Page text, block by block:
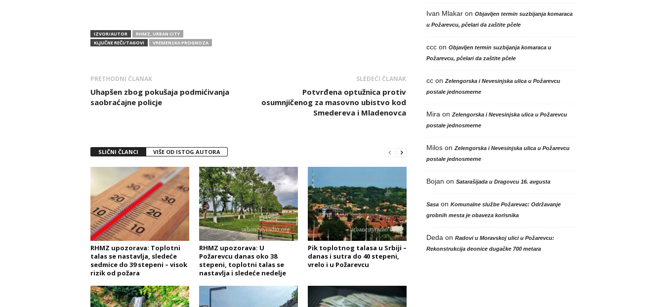
IZVOR/AUTOR
RHMZ, URBAN CITY
KLJUČNE REČI/TAGOVI
VREMENSKA PROGNOZA
PRETHODNI ČLANAK
Uhapšen zbog pokušaja podmićivanja
saobraćajne policje
SLEDEĆI ČLANAK
Potvrđena optužnica protiv
osumnjičenog za masovno ubistvo kod
Smedereva i Mladenovca
SLIČNI ČLANCI VIŠE OD ISTOG AUTORA
RHMZ upozorava: Toplotni
talas se nastavlja, sledeće
sedmice do 39 stepeni – visok
rizik od požara
RHMZ upozorava: U
Požarevcu danas oko 38
stepeni, toplotni talas se
nastavlja i sledeće nedelje
Pik toplotnog talasa u Srbiji –
danas i sutra do 40 stepeni,
vrelo i u Požarevcu
Ivan Mlakaron Objavljen termin suzbijanja komaraca
u Požarevcu, pčelari da zaštite pčele
cccon Objavljen termin suzbijanja komaraca u
Požarevcu, pčelari da zaštite pčele
ccon Zelengorska i Nevesinjska ulica u Požarevcu
postale jednosmerne
Mira on Zelengorska i Nevesinjska ulica u Požarevcu
postale jednosmerne
Miloson Zelengorska i Nevesinjska ulica u Požarevcu
postale jednosmerne
Bojan on Satarašijada u Dragovcu 16. avgusta
Sasaon Komunalne službe Požarevac: Održavanje
grobnih mesta je obaveza korisnika
Deda on Radovi u Moravskoj ulici u Požarevcu:
Rekonstrukcija deonice dugačke 700 metara